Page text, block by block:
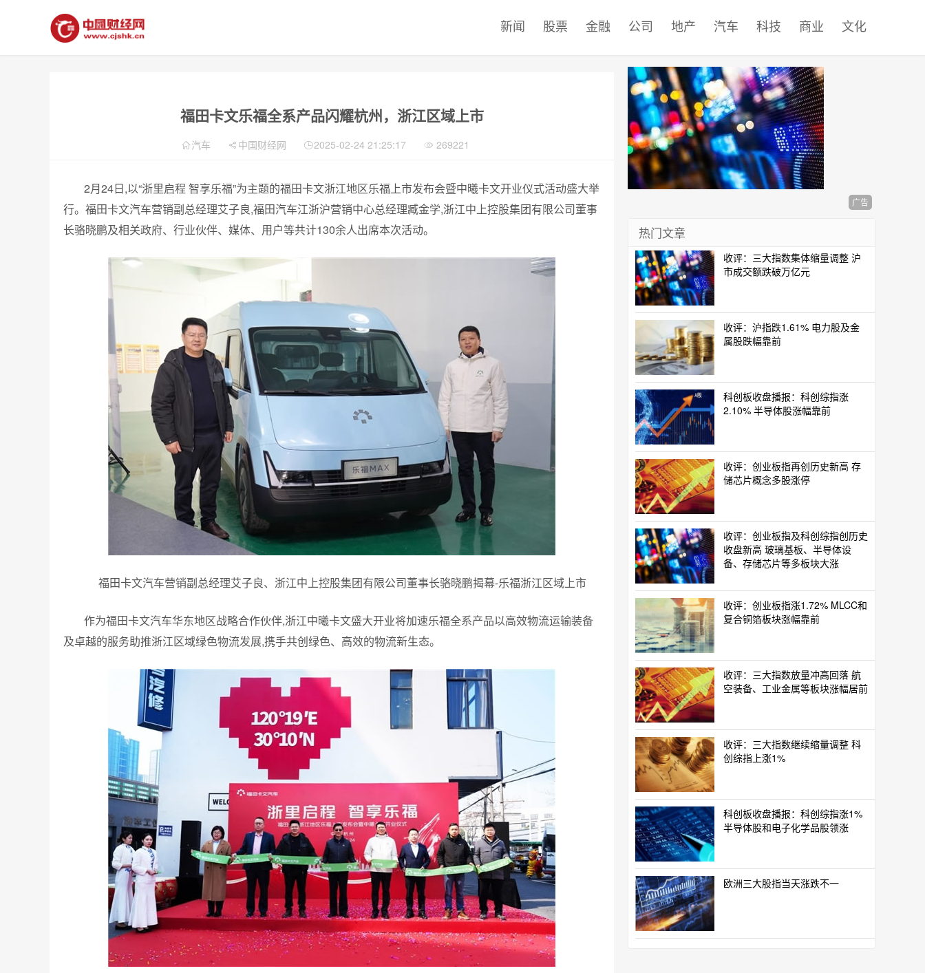
新闻 股票 金融 公司 地产 汽车 科技 商业 文化
福田卡文乐福全系产品闪耀杭州，浙江区域上市
汽车 中国财经网 2025-02-24 21:25:17 269221
2月24日,以“浙里启程 智享乐福”为主题的福田卡文浙江地区乐福上市发布会暨中曦卡文开业仪式活动盛大举
行。福田卡文汽车营销副总经理艾子良,福田汽车江浙沪营销中心总经理臧金学,浙江中上控股集团有限公司董事
长骆晓鹏及相关政府、行业伙伴、媒体、用户等共计130余人出席本次活动。
福田卡文汽车营销副总经理艾子良、浙江中上控股集团有限公司董事长骆晓鹏揭幕-乐福浙江区域上市
作为福田卡文汽车华东地区战略合作伙伴,浙江中曦卡文盛大开业将加速乐福全系产品以高效物流运输装备
及卓越的服务助推浙江区域绿色物流发展,携手共创绿色、高效的物流新生态。
广告
热门文章
收评：三大指数集体缩量调整 沪
市成交额跌破万亿元
收评：沪指跌1.61% 电力股及金
属股跌幅靠前
科创板收盘播报：科创综指涨
2.10% 半导体股涨幅靠前
收评：创业板指再创历史新高 存
储芯片概念多股涨停
收评：创业板指及科创综指创历史
收盘新高 玻璃基板、半导体设
备、存储芯片等多板块大涨
收评：创业板指涨1.72% MLCC和
复合铜箔板块涨幅靠前
收评：三大指数放量冲高回落 航
空装备、工业金属等板块涨幅居前
收评：三大指数继续缩量调整 科
创综指上涨1%
科创板收盘播报：科创综指涨1%
半导体股和电子化学品股领涨
欧洲三大股指当天涨跌不一